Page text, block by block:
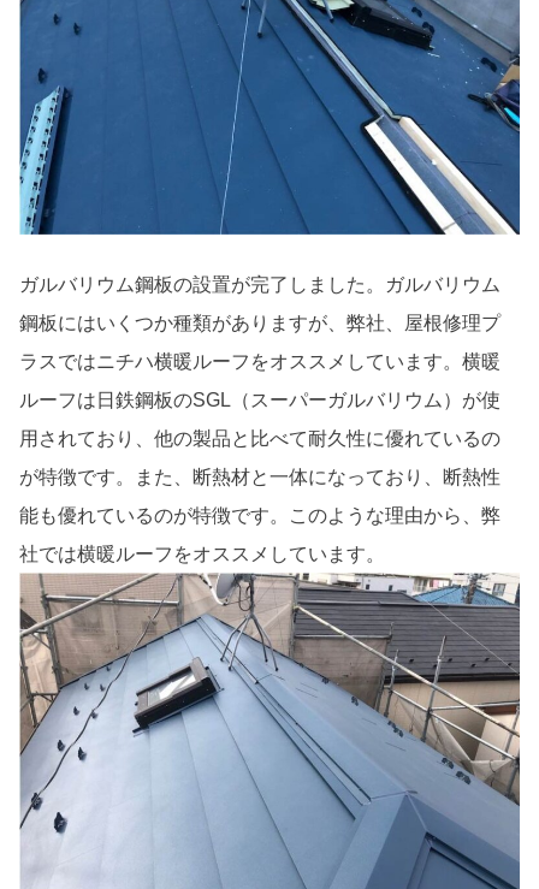
ガルバリウム鋼板の設置が完了しました。ガルバリウム
鋼板にはいくつか種類がありますが、弊社、屋根修理プ
ラスではニチハ横暖ルーフをオススメしています。横暖
ルーフは日鉄鋼板のSGL（スーパーガルバリウム）が使
用されており、他の製品と比べて耐久性に優れているの
が特徴です。また、断熱材と一体になっており、断熱性
能も優れているのが特徴です。このような理由から、弊
社では横暖ルーフをオススメしています。